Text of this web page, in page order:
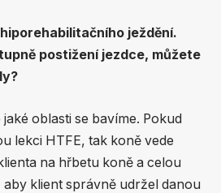
ježdění.
postižení jezdce, můžete
oblasti se bavíme. Pokud
lekci HTFE, tak koně vede
na hřbetu koně a celou
aby klient správně udržel danou